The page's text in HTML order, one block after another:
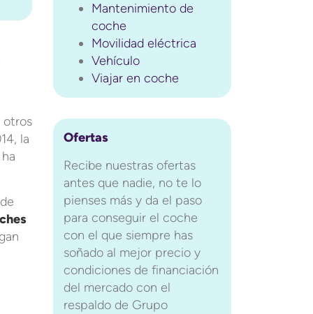
otros
la
Mantenimiento de
coche
Movilidad eléctrica
Vehículo
Viajar en coche
Ofertas
Recibe nuestras ofertas
antes que nadie, no te lo
pienses más y da el paso
para conseguir el coche
con el que siempre has
soñado al mejor precio y
condiciones de financiación
del mercado con el
respaldo de Grupo